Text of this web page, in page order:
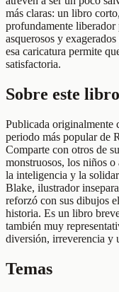
más claras: un libro
profundamente
asquerosos y
esa caricatura permite
satisfactoria.
Sobre este libro
Publicada originalmente
periodo más popular de
Comparte con otros de
monstruosos, los niños
la inteligencia y la
Blake, ilustrador
reforzó con sus dibujos
historia. Es un libro
también muy
diversión, irreverencia y
Temas